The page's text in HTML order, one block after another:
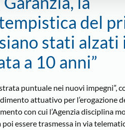
del
stati
a 10 anni”
puntuale nei nuovi impegni”,
attuativo per l’erogazione
con cui l’Agenzia disciplina
essere trasmessa in via